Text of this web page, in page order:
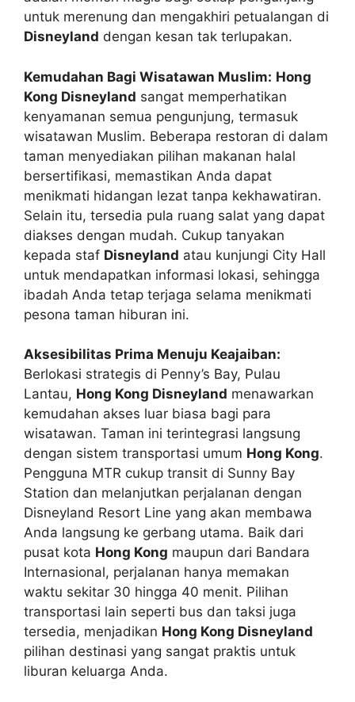
untuk merenung dan mengakhiri petualangan di
Disneyland dengan kesan tak terlupakan.
Kemudahan Bagi Wisatawan Muslim: Hong
Kong Disneyland sangat memperhatikan
kenyamanan semua pengunjung, termasuk
wisatawan Muslim. Beberapa restoran di dalam
taman menyediakan pilihan makanan halal
bersertifikasi, memastikan Anda dapat
menikmati hidangan lezat tanpa kekhawatiran.
Selain itu, tersedia pula ruang salat yang dapat
diakses dengan mudah. Cukup tanyakan
kepada staf Disneyland atau kunjungi City Hall
untuk mendapatkan informasi lokasi, sehingga
ibadah Anda tetap terjaga selama menikmati
pesona taman hiburan ini.
Aksesibilitas Prima Menuju Keajaiban:
Berlokasi strategis di Penny’s Bay, Pulau
Lantau, Hong Kong Disneyland menawarkan
kemudahan akses luar biasa bagi para
wisatawan. Taman ini terintegrasi langsung
dengan sistem transportasi umum Hong Kong.
Pengguna MTR cukup transit di Sunny Bay
Station dan melanjutkan perjalanan dengan
Disneyland Resort Line yang akan membawa
Anda langsung ke gerbang utama. Baik dari
pusat kota Hong Kong maupun dari Bandara
Internasional, perjalanan hanya memakan
waktu sekitar 30 hingga 40 menit. Pilihan
transportasi lain seperti bus dan taksi juga
tersedia, menjadikan Hong Kong Disneyland
pilihan destinasi yang sangat praktis untuk
liburan keluarga Anda.